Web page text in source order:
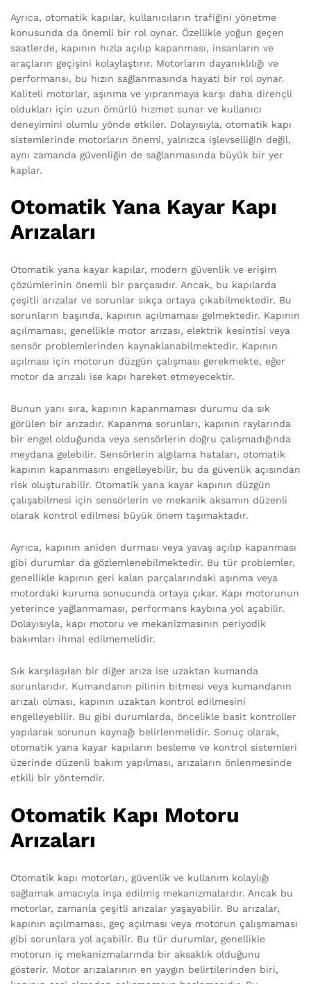
Ayrıca, otomatik kapılar, kullanıcıların trafiğini yönetme
konusunda da önemli bir rol oynar. Özellikle yoğun geçen
saatlerde, kapının hızla açılıp kapanması, insanların ve
araçların geçişini kolaylaştırır. Motorların dayanıklılığı ve
performansı, bu hızın sağlanmasında hayati bir rol oynar.
Kaliteli motorlar, aşınma ve yıpranmaya karşı daha dirençli
oldukları için uzun ömürlü hizmet sunar ve kullanıcı
deneyimini olumlu yönde etkiler. Dolayısıyla, otomatik kapı
sistemlerinde motorların önemi, yalnızca işlevselliğin değil,
aynı zamanda güvenliğin de sağlanmasında büyük bir yer
kaplar.
Otomatik Yana Kayar Kapı
Arızaları
Otomatik yana kayar kapılar, modern güvenlik ve erişim
çözümlerinin önemli bir parçasıdır. Ancak, bu kapılarda
çeşitli arızalar ve sorunlar sıkça ortaya çıkabilmektedir. Bu
sorunların başında, kapının açılmaması gelmektedir. Kapının
açılmaması, genellikle motor arızası, elektrik kesintisi veya
sensör problemlerinden kaynaklanabilmektedir. Kapının
açılması için motorun düzgün çalışması gerekmekte, eğer
motor da arızalı ise kapı hareket etmeyecektir.
Bunun yanı sıra, kapının kapanmaması durumu da sık
görülen bir arızadır. Kapanma sorunları, kapının raylarında
bir engel olduğunda veya sensörlerin doğru çalışmadığında
meydana gelebilir. Sensörlerin algılama hataları, otomatik
kapının kapanmasını engelleyebilir, bu da güvenlik açısından
risk oluşturabilir. Otomatik yana kayar kapının düzgün
çalışabilmesi için sensörlerin ve mekanik aksamın düzenli
olarak kontrol edilmesi büyük önem taşımaktadır.
Ayrıca, kapının aniden durması veya yavaş açılıp kapanması
gibi durumlar da gözlemlenebilmektedir. Bu tür problemler,
genellikle kapının geri kalan parçalarındaki aşınma veya
motordaki kuruma sonucunda ortaya çıkar. Kapı motorunun
yeterince yağlanmaması, performans kaybına yol açabilir.
Dolayısıyla, kapı motoru ve mekanizmasının periyodik
bakımları ihmal edilmemelidir.
Sık karşılaşılan bir diğer arıza ise uzaktan kumanda
sorunlarıdır. Kumandanın pilinin bitmesi veya kumandanın
arızalı olması, kapının uzaktan kontrol edilmesini
engelleyebilir. Bu gibi durumlarda, öncelikle basit kontroller
yapılarak sorunun kaynağı belirlenmelidir. Sonuç olarak,
otomatik yana kayar kapıların besleme ve kontrol sistemleri
üzerinde düzenli bakım yapılması, arızaların önlenmesinde
etkili bir yöntemdir.
Otomatik Kapı Motoru
Arızaları
Otomatik kapı motorları, güvenlik ve kullanım kolaylığı
sağlamak amacıyla inşa edilmiş mekanizmalardır. Ancak bu
motorlar, zamanla çeşitli arızalar yaşayabilir. Bu arızalar,
kapının açılmaması, geç açılması veya motorun çalışmaması
gibi sorunlara yol açabilir. Bu tür durumlar, genellikle
motorun iç mekanizmalarında bir aksaklık olduğunu
gösterir. Motor arızalarının en yaygın belirtilerinden biri,